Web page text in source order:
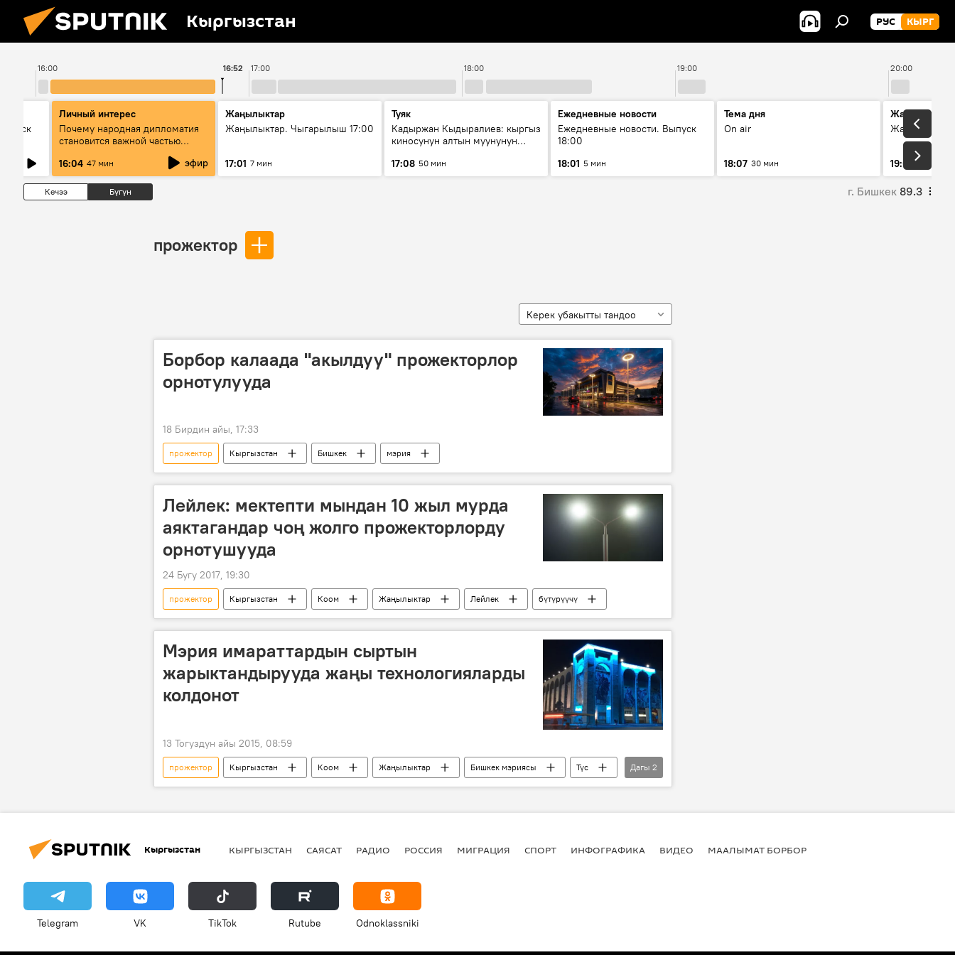
Кыргызстан РУС КЫРГ
16:00 17:00 18:00 19:00 20:00
16:52
Личный интерес
Почему народная дипломатия
становится важной частью
сотрудничества
16:04 47 мин эфир
Жаңылыктар
Жаңылыктар. Чыгарылыш 17:00
17:01 7 мин
Туяк
Кадыржан Кыдыралиев: кыргыз
киносунун алтын муунунун
17:08 50 мин
Ежедневные новости
Ежедневные новости. Выпуск
18:00
18:01 5 мин
Тема дня
On air
18:07 30 мин
Жаңылыктар
19:01 8 мин
Кечээ Бүгүн г. Бишкек 89.3
прожектор
Керек убакытты тандоо
Борбор калаада "акылдуу" прожекторлор
орнотулууда
18 Бирдин айы, 17:33
прожектор Кыргызстан Бишкек мэрия
Лейлек: мектепти мындан 10 жыл мурда
аяктагандар чоң жолго прожекторлорду
орнотушууда
24 Бугу 2017, 19:30
прожектор Кыргызстан Коом Жаңылыктар Лейлек бүтүрүүчү
Мэрия имараттардын сыртын
жарыктандырууда жаңы технологияларды
колдонот
13 Тогуздун айы 2015, 08:59
прожектор Кыргызстан Коом Жаңылыктар Бишкек мэриясы
Түс
жарыктандыруу
"Ала-Тоо" аянты
Дагы 2
Кыргызстан КЫРГЫЗСТАН САЯСАТ РАДИО РОССИЯ МИГРАЦИЯ СПОРТ ИНФОГРАФИКА ВИДЕО МААЛЫМАТ БОРБОР
Telegram VK ТikТоk Rutube Odnoklassniki